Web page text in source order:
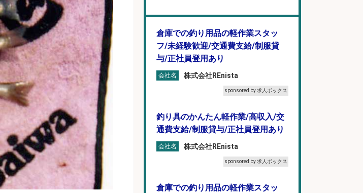
倉庫での釣り用品の軽作業スタッ
フ/未経験歓迎/交通費支給/制服貸
与/正社員登用あり
会社名 株式会社REnista
sponsored by 求人ボックス
釣り具のかんたん軽作業/高収入/交
通費支給/制服貸与/正社員登用あり
会社名 株式会社REnista
sponsored by 求人ボックス
倉庫での釣り用品の軽作業スタッ